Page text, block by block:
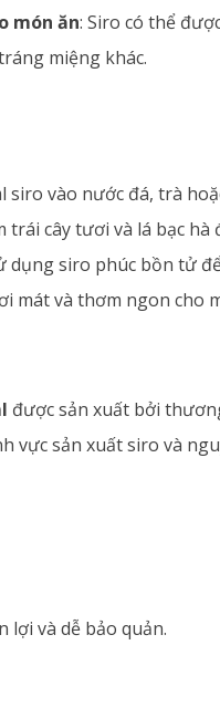
món ăn: Siro có thể
miệng khác.
siro vào nước đá, trà
cây tươi và lá bạc hà
dụng siro phúc bồn tử
mát và thơm ngon cho
được sản xuất bởi
vực sản xuất siro và
lợi và dễ bảo quản.